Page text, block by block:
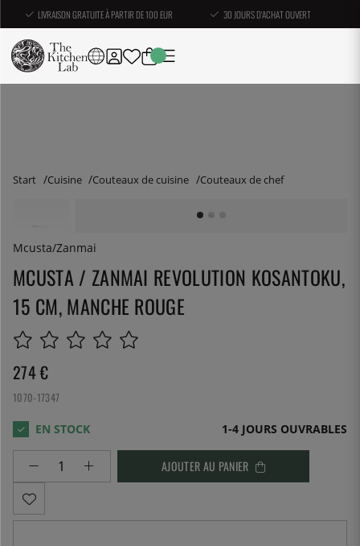
LIVRAISON GRATUITE À PARTIR DE 100 EUR 30 JOURS D'ACHAT OUVERT
Start Cuisine Couteaux de cuisine Couteaux de chef
Mcusta/Zanmai
MCUSTA / ZANMAI REVOLUTION KOSANTOKU,
15 CM, MANCHE ROUGE
274€
1070-17347
1-4 JOURS OUVRABLES
AJOUTER AU PANIER